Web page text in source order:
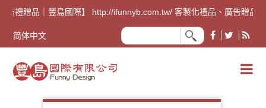
告禮贈品｜豐島國際】 http://ifunnyb.com.tw/ 客製化禮品、廣告贈品
简体中文